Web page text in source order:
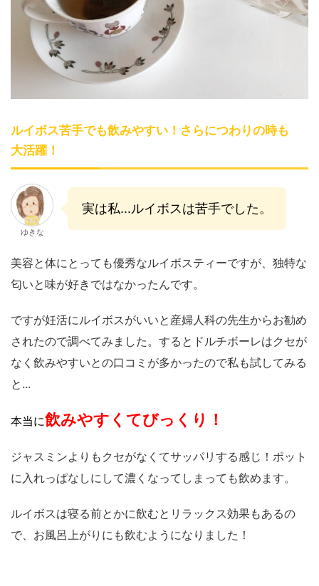
ルイボス苦手でも飲みやすい！さらにつわりの時も
大活躍！
ゆきな
実は私...ルイボスは苦手でした。
美容と体にとっても優秀なルイボスティーですが、独特な
匂いと味が好きではなかったんです。
ですが妊活にルイボスがいいと産婦人科の先生からお勧め
されたので調べてみました。するとドルチボーレはクセが
なく飲みやすいとの口コミが多かったので私も試してみる
と...
本当に飲みやすくてびっくり！
ジャスミンよりもクセがなくてサッパリする感じ！ポット
に入れっぱなしにして濃くなってしまっても飲めます。
ルイボスは寝る前とかに飲むとリラックス効果もあるの
で、お風呂上がりにも飲むようになりました！